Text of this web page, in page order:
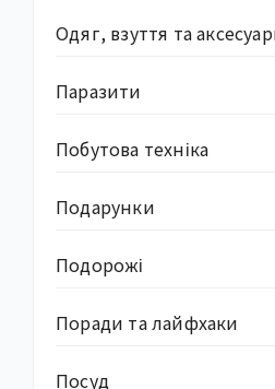
Одяг, взуття та
Паразити
Побутова техніка
Подарунки
Подорожі
Поради та лайфхаки
Посуд